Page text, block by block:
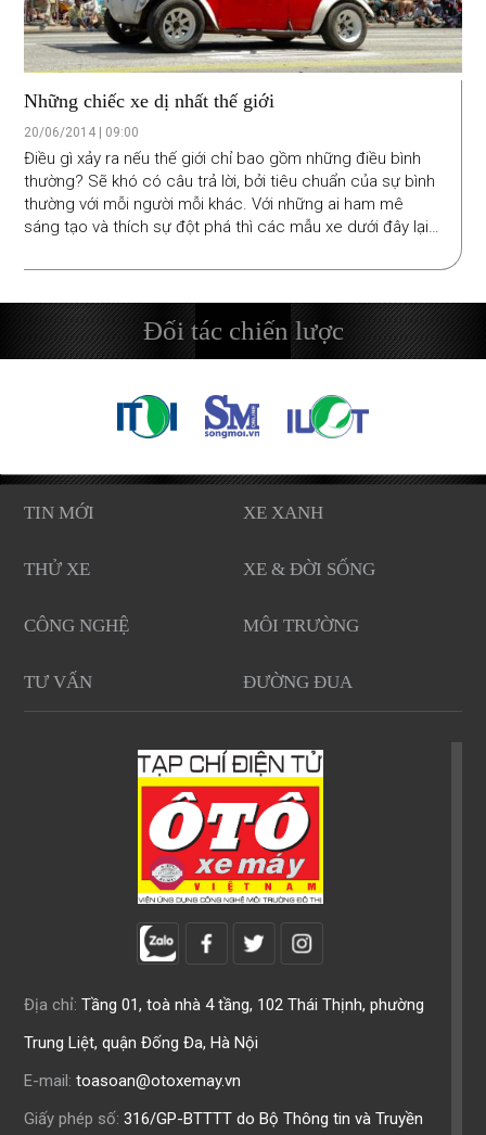
Những chiếc xe dị nhất thế giới
20/06/2014 | 09:00
Điều gì xảy ra nếu thế giới chỉ bao gồm những điều bình
thường? Sẽ khó có câu trả lời, bởi tiêu chuẩn của sự bình
thường với mỗi người mỗi khác. Với những ai ham mê
sáng tạo và thích sự đột phá thì các mẫu xe dưới đây lại
Đối tác chiến lược
TIN MỚI XE XANH
THỬ XE XE & ĐỜI SỐNG
CÔNG NGHỆ MÔI TRƯỜNG
TƯ VẤN ĐƯỜNG ĐUA
Địa chỉ: Tầng 01, toà nhà 4 tầng, 102 Thái Thịnh, phường
Trung Liệt, quận Đống Đa, Hà Nội
E-mail: toasoan@otoxemay.vn
Giấy phép số: 316/GP-BTTTT do Bộ Thông tin và Truyền